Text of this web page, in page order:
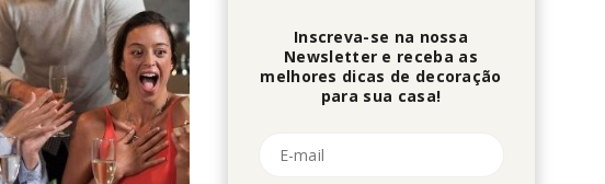
Inscreva-se na nossa
Newsletter e receba as
melhores dicas de decoração
para sua casa!